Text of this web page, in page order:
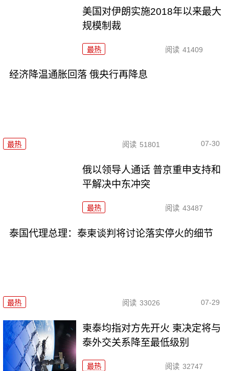
美国对伊朗实施2018年以来最大
规模制裁
最热 阅读 41409
经济降温通胀回落 俄央行再降息
最热 阅读 51801 07-30
俄以领导人通话 普京重申支持和
平解决中东冲突
最热 阅读 43487
泰国代理总理：泰柬谈判将讨论落实停火的细节
最热 阅读 33026 07-29
柬泰均指对方先开火 柬决定将与
泰外交关系降至最低级别
最热 阅读 32747